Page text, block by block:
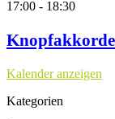
17:00 - 18:30
Kalender anzeigen
Kategorien